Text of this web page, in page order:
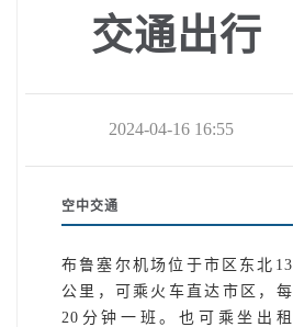
交通出行
2024-04-16 16:55
空中交通
布鲁塞尔机场位于市区东北13
公里，可乘火车直达市区，每
20分钟一班。也可乘坐出租